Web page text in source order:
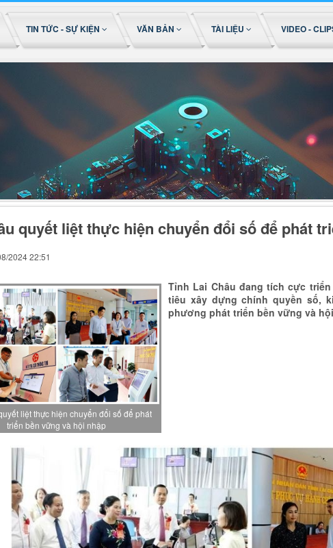
TIN TỨC - SỰ KIỆN VĂN BẢN TÀI LIỆU VIDEO -
quyết liệt thực hiện chuyển đổi số để phát
2024 22:51
liệt thực hiện chuyển đổi số để phát
triển bền vững và hội nhập
Tỉnh Lai Châu đang tích cực
tiêu xây dựng chính quyền số,
phương phát triển bền vững và